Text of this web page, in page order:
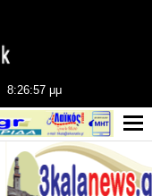
8:26:57 μμ